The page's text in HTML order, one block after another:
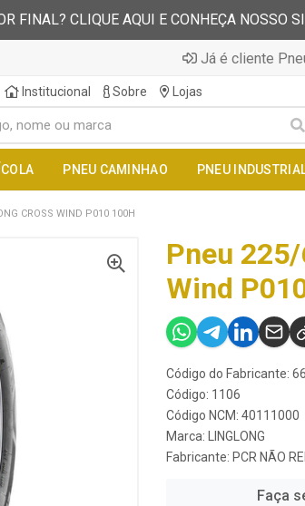
FINAL? CLIQUE AQUI E CONHEÇA NOSSO
Já é cliente
Institucional Sobre Lojas
PNEU CAMINHAO PNEU
CROSS WIND P010 100H
Pneu
Wind
Código do Fabricante:
Código: 1106
Código NCM: 40111000
Marca:
LINGLONG
Fabricante: PCR NÃO
Faça